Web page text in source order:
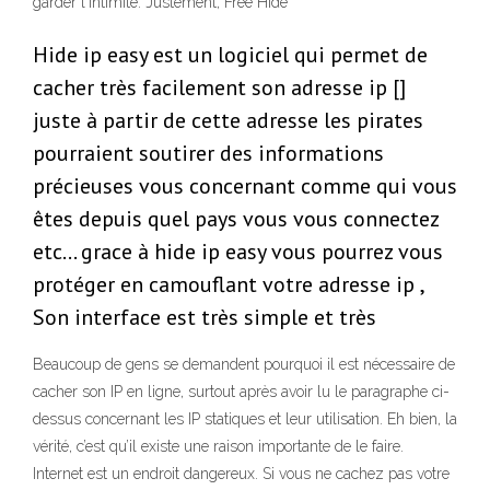
Hide ip easy est un logiciel qui permet de
cacher très facilement son adresse ip []
juste à partir de cette adresse les pirates
pourraient soutirer des informations
précieuses vous concernant comme qui vous
êtes depuis quel pays vous vous connectez
etc… grace à hide ip easy vous pourrez vous
protéger en camouflant votre adresse ip ,
Son interface est très simple et très
Beaucoup de gens se demandent pourquoi il est nécessaire de
cacher son IP en ligne, surtout après avoir lu le paragraphe ci-
dessus concernant les IP statiques et leur utilisation. Eh bien, la
vérité, c’est qu’il existe une raison importante de le faire.
Internet est un endroit dangereux. Si vous ne cachez pas votre